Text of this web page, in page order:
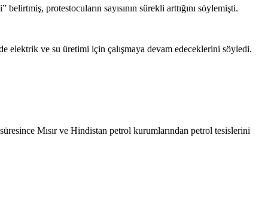
protestocuların sayısının sürekli arttığını söylemişti.
elektrik ve su üretimi için çalışmaya devam edeceklerini söyledi.
Mısır ve Hindistan petrol kurumlarından petrol tesislerini